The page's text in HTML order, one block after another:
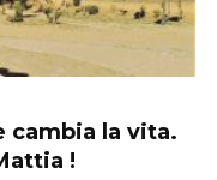
cambia la vita.
!